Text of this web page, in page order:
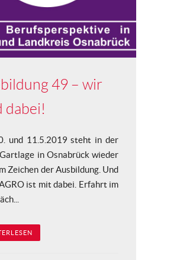
49 – wir
dabei!
und 11.5.2019 steht in der
in Osnabrück wieder
Zeichen der Ausbildung. Und
ist mit dabei. Erfahrt im